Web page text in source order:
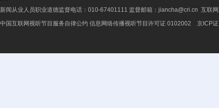
新闻从业人员职业道德监督电话：010-67401111 监督邮箱：jiancha@cri.cn 互联
中国互联网视听节目服务自律公约 信息网络传播视听节目许可证 0102002 京ICP